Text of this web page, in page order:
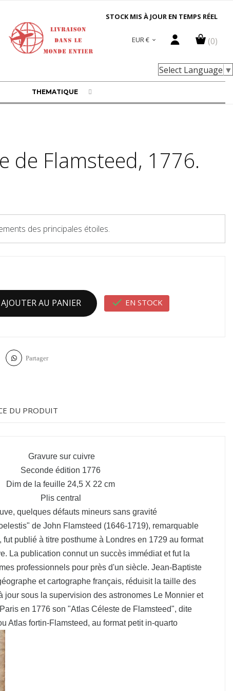
STOCK MIS À JOUR EN TEMPS RÉEL
(0)
EUR € 
Select Language ▼
THEMATIQUE
de Flamsteed, 1776.
des principales étoiles.
AJOUTER AU PANIER  EN STOCK
Partager
DU PRODUIT
Gravure sur cuivre
Seconde édition 1776
Dim de la feuille 24,5 X 22 cm
Plis central
quelques défauts mineurs sans gravité
" de John Flamsteed (1646-1719), remarquable
publié à titre posthume à Londres en 1729 au format
La publication connut un succès immédiat et fut la
professionnels pour près d'un siècle. Jean-Baptiste
et cartographe français, réduisit la taille des
jour sous la supervision des astronomes Le Monnier et
en 1776 son "Atlas Céleste de Flamsteed", dite
Atlas fortin-Flamsteed, au format petit in-quarto